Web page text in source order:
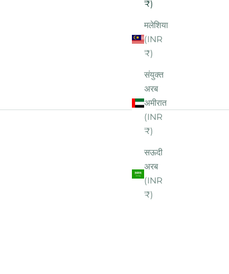
₹)
मलेशिया
(INR
₹)
संयुक्त
अरब
अमीरात
(INR
₹)
सऊदी
अरब
(INR
₹)